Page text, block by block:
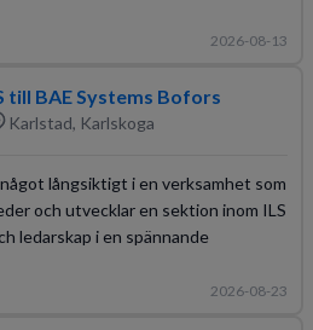
2026-08-13
till BAE Systems Bofors
Karlstad, Karlskoga
långsiktigt i en verksamhet som
och utvecklar en sektion inom ILS
ledarskap i en spännande
2026-08-23